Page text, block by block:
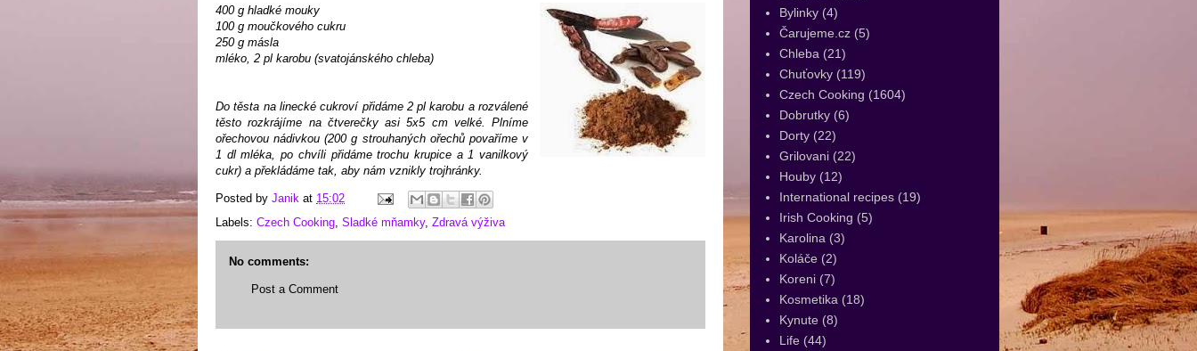
400 g hladké mouky
100 g moučkového cukru
250 g másla
mléko, 2 pl karobu (svatojánského chleba)
Do těsta na linecké cukroví přidáme 2 pl karobu a rozválené
těsto rozkrájíme na čtverečky asi 5x5 cm velké. Plníme
ořechovou nádivkou (200 g strouhaných ořechů povaříme v
1 dl mléka, po chvíli přidáme trochu krupice a 1 vanilkový
cukr) a překládáme tak, aby nám vznikly trojhránky.
Posted by Janik at 15:02
Labels: Czech Cooking, Sladké mňamky, Zdravá výživa
No comments:
Post a Comment
Bylinky (4)
Čarujeme.cz (5)
Chleba (21)
Chuťovky (119)
Czech Cooking (1604)
Dobrutky (6)
Dorty (22)
Grilovani (22)
Houby (12)
International recipes (19)
Irish Cooking (5)
Karolina (3)
Koláče (2)
Koreni (7)
Kosmetika (18)
Kynute (8)
Life (44)